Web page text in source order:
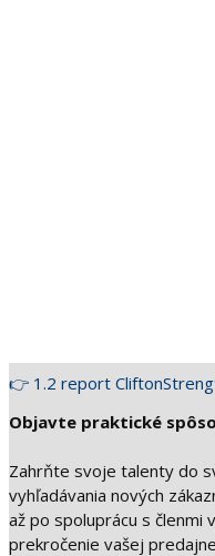
👉 1.2 report
Objavte praktické
Zahrňte svoje talenty do
vyhľadávania nových
až po spoluprácu s členmi
prekročenie vašej